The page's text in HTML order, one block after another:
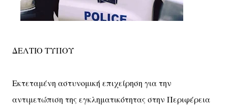
ΔΕΛΤΙΟ ΤΥΠΟΥ
Εκτεταμένη αστυνομική επιχείρηση για την
αντιμετώπιση της εγκληματικότητας στην Περιφέρεια